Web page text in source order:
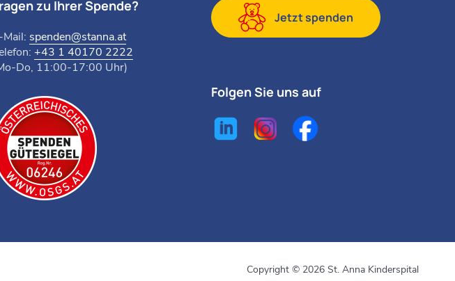
zu Ihrer Spende?
Mail: spenden@stanna.at
+43 1 40170 2222
Do, 11:00-17:00 Uhr)
Jetzt spenden
Folgen Sie uns auf
Copyright © 2026 St. Anna Kinderspital